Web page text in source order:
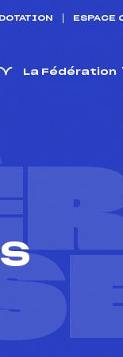
ESPACE
La Fédération